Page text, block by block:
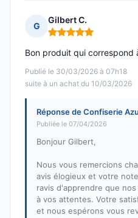
G
Gilbert C.
Note : 5 sur 5
Publié le 30/03/2026 à 07h18
suite à un achat du 10/03/2026
Bon produit qui correspond
Réponse de Confiserie
Publiée le 07/04/2026
Bonjour Gilbert,
Nous vous remercions
avis élogieux et votre
ravis d'apprendre que
à vos attentes. Votre
et nous espérons vous